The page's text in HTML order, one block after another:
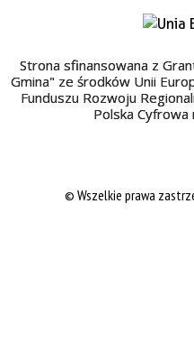
Strona sfinansowana z
Gmina" ze środków Unii
Funduszu Rozwoju
Polska
© Wszelkie prawa